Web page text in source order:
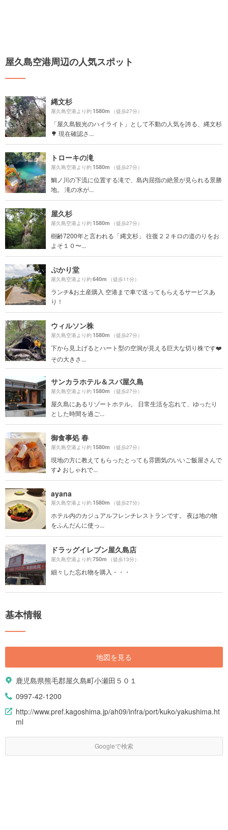
屋久島空港周辺の人気スポット
縄文杉
屋久島空港より約1580m （徒歩27分）
「屋久島観光のハイライト」として不動の人気を誇る、縄文杉
🌳 現在確認さ...
トローキの滝
屋久島空港より約1580m （徒歩27分）
鯛ノ川の下流に位置する滝で、島内屈指の絶景が見られる景勝
地。 滝の水が...
屋久杉
屋久島空港より約1580m （徒歩27分）
樹齢7200年と言われる「縄文杉」 往復２２キロの道のりをお
よそ１０〜...
ぷかり堂
屋久島空港より約640m （徒歩11分）
ランチ&お土産購入 空港まで車で送ってもらえるサービスあ
り！
ウィルソン株
屋久島空港より約1580m （徒歩27分）
下から見上げるとハート型の空洞が見える巨大な切り株です❤️
その大きさ...
サンカラホテル＆スパ屋久島
屋久島空港より約1580m （徒歩27分）
屋久島にあるリゾートホテル。 日常生活を忘れて、ゆったり
とした時間を過ご...
御食事処 春
屋久島空港より約1580m （徒歩27分）
現地の方に教えてもらったとっても雰囲気のいいご飯屋さんで
す♪ おしゃれで...
ayana
屋久島空港より約1580m （徒歩27分）
ホテル内のカジュアルフレンチレストランです。 夜は地の物
をふんだんに使っ...
ドラッグイレブン屋久島店
屋久島空港より約750m （徒歩13分）
細々した忘れ物を購入・・・
基本情報
地図を見る
鹿児島県熊毛郡屋久島町小瀬田５０１
0997-42-1200
http://www.pref.kagoshima.jp/ah09/infra/port/kuko/yakushima.ht
ml
Googleで検索